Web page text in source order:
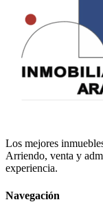
Los mejores
Arriendo, venta y
experiencia.
Navegación